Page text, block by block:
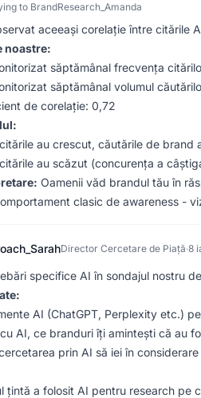
to BrandResearch_Amanda
aceeași corelație între citările
noastre:
săptămânal frecvența
săptămânal volumul
de corelație: 0,72
au crescut, căutările de brand
au scăzut (concurența a
Oamenii văd brandul tău în
clasic de awareness -
Director Cercetare de Piață·8
specifice AI în sondajul nostru
AI (ChatGPT, Perplexity etc.)
AI, ce branduri îți amintești că au
prin AI să iei în
țintă a folosit AI pentru research pe